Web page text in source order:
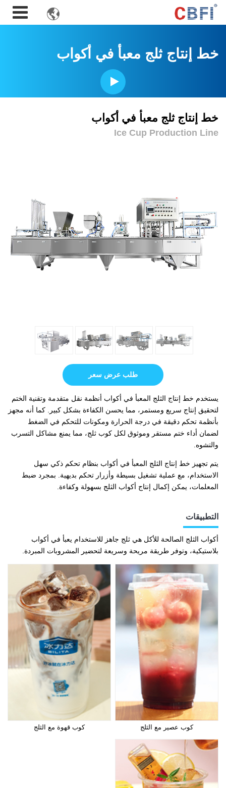

خط إنتاج ثلج معبأ في أكواب
خط إنتاج ثلج معبأ في أكواب
Ice Cup Production Line
طلب عرض سعر
يستخدم خط إنتاج الثلج المعبأ في أكواب أنظمة نقل متقدمة وتقنية الختم
لتحقيق إنتاج سريع ومستمر، مما يحسن الكفاءة بشكل كبير. كما أنه مجهز
بأنظمة تحكم دقيقة في درجة الحرارة ومكونات للتحكم في الضغط
لضمان أداء ختم مستقر وموثوق لكل كوب ثلج، مما يمنع مشاكل التسرب
والتشوه.
يتم تجهيز خط إنتاج الثلج المعبأ في أكواب بنظام تحكم ذكي سهل
الاستخدام، مع عملية تشغيل بسيطة وأزرار تحكم بديهية. بمجرد ضبط
المعلمات، يمكن إكمال إنتاج أكواب الثلج بسهولة وكفاءة.
التطبيقات
أكواب الثلج الصالحة للأكل هي ثلج جاهز للاستخدام يعبأ في أكواب
بلاستيكية، وتوفر طريقة مريحة وسريعة لتحضير المشروبات المبردة.
كوب عصير مع الثلج كوب قهوة مع الثلج